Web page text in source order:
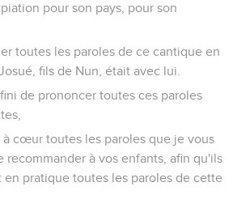
pour son pays, pour son
toutes les paroles de ce cantique en
fils de Nun, était avec lui.
de prononcer toutes ces paroles
à cœur toutes les paroles que je vous
recommander à vos enfants, afin qu'ils
pratique toutes les paroles de cette